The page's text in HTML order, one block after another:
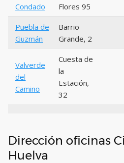
Condado
Flores 95
Puebla de
Guzmán
Barrio
Grande, 2
Valverde
del
Camino
Cuesta de
la
Estación,
32
Dirección oficinas
Huelva